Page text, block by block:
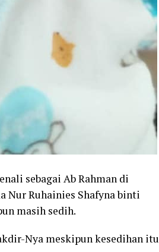
sebagai Ab Rahman di
Nur Ruhainies Shafyna binti
masih sedih.
Nya meskipun kesedihan itu